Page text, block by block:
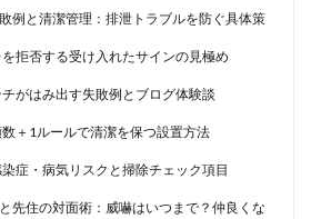
例と清潔管理：排泄トラブルを防ぐ具体策
拒否する受け入れたサインの見極め
がはみ出す失敗例とブログ体験談
＋1ルールで清潔を保つ設置方法
症・病気リスクと掃除チェック項目
先住の対面術：威嚇はいつまで？仲良くな